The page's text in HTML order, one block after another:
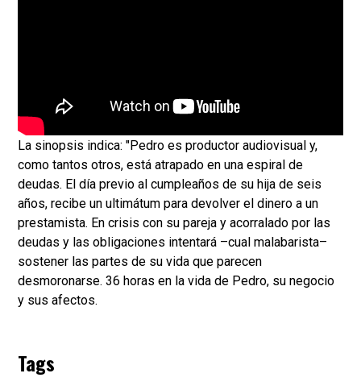
La sinopsis indica: "Pedro es productor audiovisual y,
como tantos otros, está atrapado en una espiral de
deudas. El día previo al cumpleaños de su hija de seis
años, recibe un ultimátum para devolver el dinero a un
prestamista. En crisis con su pareja y acorralado por las
deudas y las obligaciones intentará –cual malabarista–
sostener las partes de su vida que parecen
desmoronarse. 36 horas en la vida de Pedro, su negocio
y sus afectos.
Tags